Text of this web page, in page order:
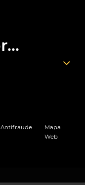
Antifraude
Mapa
Web